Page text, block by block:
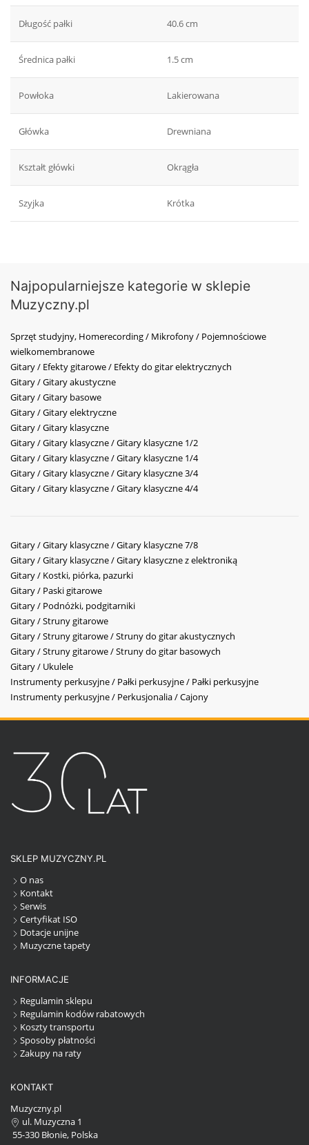
Długość pałki 40.6 cm
Średnica pałki 1.5 cm
Powłoka Lakierowana
Główka Drewniana
Kształt główki Okrągła
Szyjka Krótka
Najpopularniejsze kategorie w sklepie
Muzyczny.pl
Sprzęt studyjny, Homerecording / Mikrofony / Pojemnościowe
wielkomembranowe
Gitary / Efekty gitarowe / Efekty do gitar elektrycznych
Gitary / Gitary akustyczne
Gitary / Gitary basowe
Gitary / Gitary elektryczne
Gitary / Gitary klasyczne
Gitary / Gitary klasyczne / Gitary klasyczne 1/2
Gitary / Gitary klasyczne / Gitary klasyczne 1/4
Gitary / Gitary klasyczne / Gitary klasyczne 3/4
Gitary / Gitary klasyczne / Gitary klasyczne 4/4
Gitary / Gitary klasyczne / Gitary klasyczne 7/8
Gitary / Gitary klasyczne / Gitary klasyczne z elektroniką
Gitary / Kostki, piórka, pazurki
Gitary / Paski gitarowe
Gitary / Podnóżki, podgitarniki
Gitary / Struny gitarowe
Gitary / Struny gitarowe / Struny do gitar akustycznych
Gitary / Struny gitarowe / Struny do gitar basowych
Gitary / Ukulele
Instrumenty perkusyjne / Pałki perkusyjne / Pałki perkusyjne
Instrumenty perkusyjne / Perkusjonalia / Cajony
SKLEP MUZYCZNY.PL
O nas
Kontakt
Serwis
Certyfikat ISO
Dotacje unijne
Muzyczne tapety
INFORMACJE
Regulamin sklepu
Regulamin kodów rabatowych
Koszty transportu
Sposoby płatności
Zakupy na raty
KONTAKT
Muzyczny.pl
ul. Muzyczna 1
55-330 Błonie, Polska